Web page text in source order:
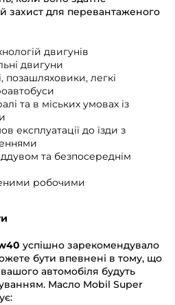
захист для перевантаженого
двигунів
двигуни
позашляховики, легкі
та в міських умовах із
експлуатації до їзди з
та безпосереднім
робочими
успішно зарекомендувало
бути впевнені в тому, що
автомобіля будуть
Масло Mobil Super